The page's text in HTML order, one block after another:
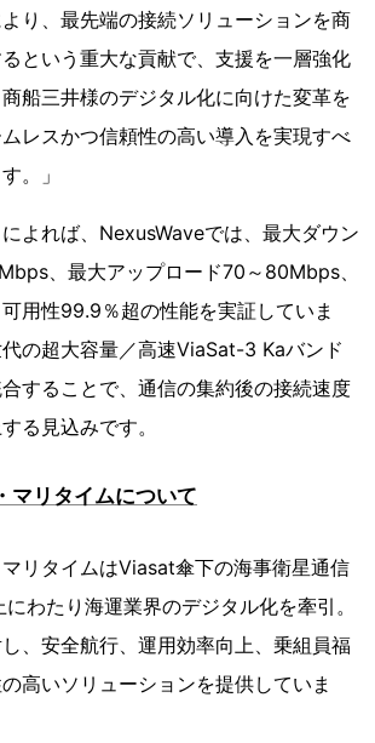
り、最先端の接続ソリューションを商
という重大な貢献で、支援を一層強化
船三井様のデジタル化に向けた変革を
レスかつ信頼性の高い導入を実現すべ
。」
よれば、NexusWaveでは、最大ダウン
、最大アップロード70～80Mbps、
用性99.9％超の性能を実証していま
の超大容量／高速ViaSat-3 Kaバンド
することで、通信の集約後の接続速度
る見込みです。
マリタイムについて
リタイムはViasat傘下の海事衛星通信
わたり海運業界のデジタル化を牽引。
、安全航行、運用効率向上、乗組員福
高いソリューションを提供していま